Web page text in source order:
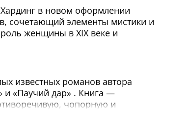
в новом оформлении
сочетающий элементы мистики и
женщины в XIX веке и
известных романов автора
и «Паучий дар» . Книга —
чопорную и
Виктории.